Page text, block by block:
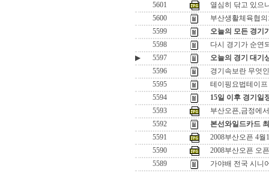
5601
열심히 닦고 있으
5600
부산생활체육협
5599
오늘의 모든 경기
5598
다시 경기가 순연
▶
5597
오늘의 경기 대기
5596
경기속보란 무엇
5595
테이핑요법테이프
5594
15일 이후 경기
5593
부산오픈,금정에
5592
본선와일드카드
5591
2008부산오픈 4
5590
2008부산오픈 오
5589
가야배 전국 시니